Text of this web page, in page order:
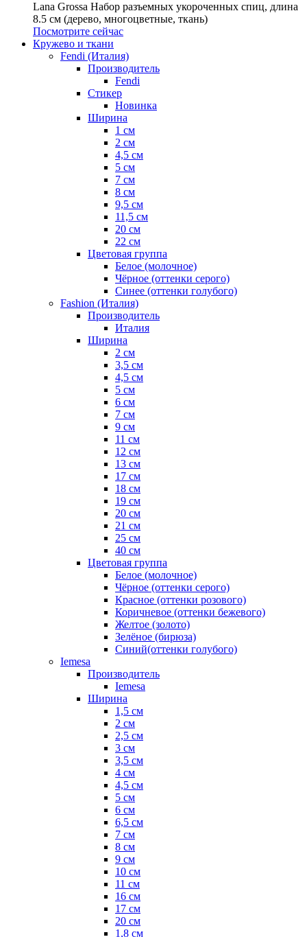
Lana Grossa Набор разъемных укороченных спиц, длина
8.5 см (дерево, многоцветные, ткань)
Посмотрите сейчас
Кружево и ткани
Fendi (Италия)
Производитель
Fendi
Стикер
Новинка
Ширина
1 см
2 см
4,5 см
5 см
7 см
8 см
9,5 см
11,5 см
20 см
22 см
Цветовая группа
Белое (молочное)
Чёрное (оттенки серого)
Синее (оттенки голубого)
Fashion (Италия)
Производитель
Италия
Ширина
2 см
3,5 см
4,5 см
5 см
6 см
7 см
9 см
11 см
12 см
13 см
17 см
18 см
19 см
20 см
21 см
25 см
40 см
Цветовая группа
Белое (молочное)
Чёрное (оттенки серого)
Красное (оттенки розового)
Коричневое (оттенки бежевого)
Желтое (золото)
Зелёное (бирюза)
Синий(оттенки голубого)
Iemesa
Производитель
Iemesa
Ширина
1,5 см
2 см
2,5 см
3 см
3,5 см
4 см
4,5 см
5 см
6 см
6,5 см
7 см
8 см
9 см
10 см
11 см
16 см
17 см
20 см
1,8 см